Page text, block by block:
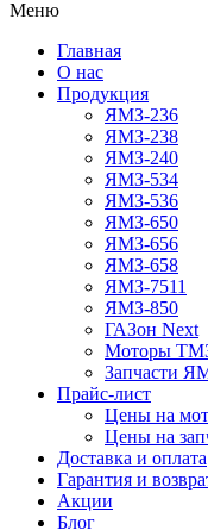
Меню
Главная
О нас
Продукция
ЯМЗ-236
ЯМЗ-238
ЯМЗ-240
ЯМЗ-534
ЯМЗ-536
ЯМЗ-650
ЯМЗ-656
ЯМЗ-658
ЯМЗ-7511
ЯМЗ-850
ГАЗон Next
Моторы
Запчасти
Прайс-лист
Цены на
Цены на
Доставка и оплата
Гарантия и
Акции
Блог